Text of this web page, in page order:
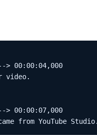
> 00:00:04,000
video.
> 00:00:07,000
from YouTube Studio.